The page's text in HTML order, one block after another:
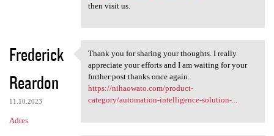
then visit us.
Frederick
Reardon
11.10.2023
Adres
Thank you for sharing your
Thank you for sharing your thoughts. I really
appreciate your efforts and I am waiting for your
further post thanks once again.
https://nihaowato.com/product-
category/automation-intelligence-solution-...